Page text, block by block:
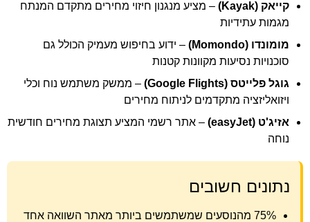
קייאק (Kayak)
– מציע מנגנון חיזוי מחירים מתקדם המנתח
מגמות עתידיות
מומונדו (Momondo)
– ידוע בחיפוש מעמיק הכולל גם
סוכנויות נסיעות מקוונות קטנות
גוגל פלייטס (Google Flights)
– ממשק משתמש נוח וכלי
ויזואליזציה מתקדמים לניתוח מחירים
אזיג'ט (easyJet)
– אתר רשמי המציע תצוגת מחירים חודשית
נוחה
נתונים חשובים
75% מהנוסעים שמשתמשים ביותר מאתר השוואה אחד